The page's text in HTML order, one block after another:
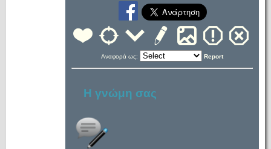
Αναφορά ως: Report
Η γνώμη σας